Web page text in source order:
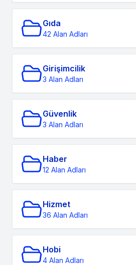
Gıda
42 Alan Adları
Girişimcilik
3 Alan Adları
Güvenlik
3 Alan Adları
Haber
12 Alan Adları
Hizmet
36 Alan Adları
Hobi
4 Alan Adları